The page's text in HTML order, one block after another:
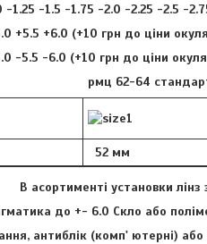
-1.25 -1.5 -1.75 -2.0 -2.25 -2.5 -
+5.5 +6.0 (+10 грн до ціни
-5.5 -6.0 (+10 грн до ціни
рмц 62-64
52 мм
В асортименті установки
до +- 6.0 Скло або
антиблік (комп' ютерні)